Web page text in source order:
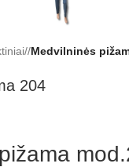
/ Medvilninės
204